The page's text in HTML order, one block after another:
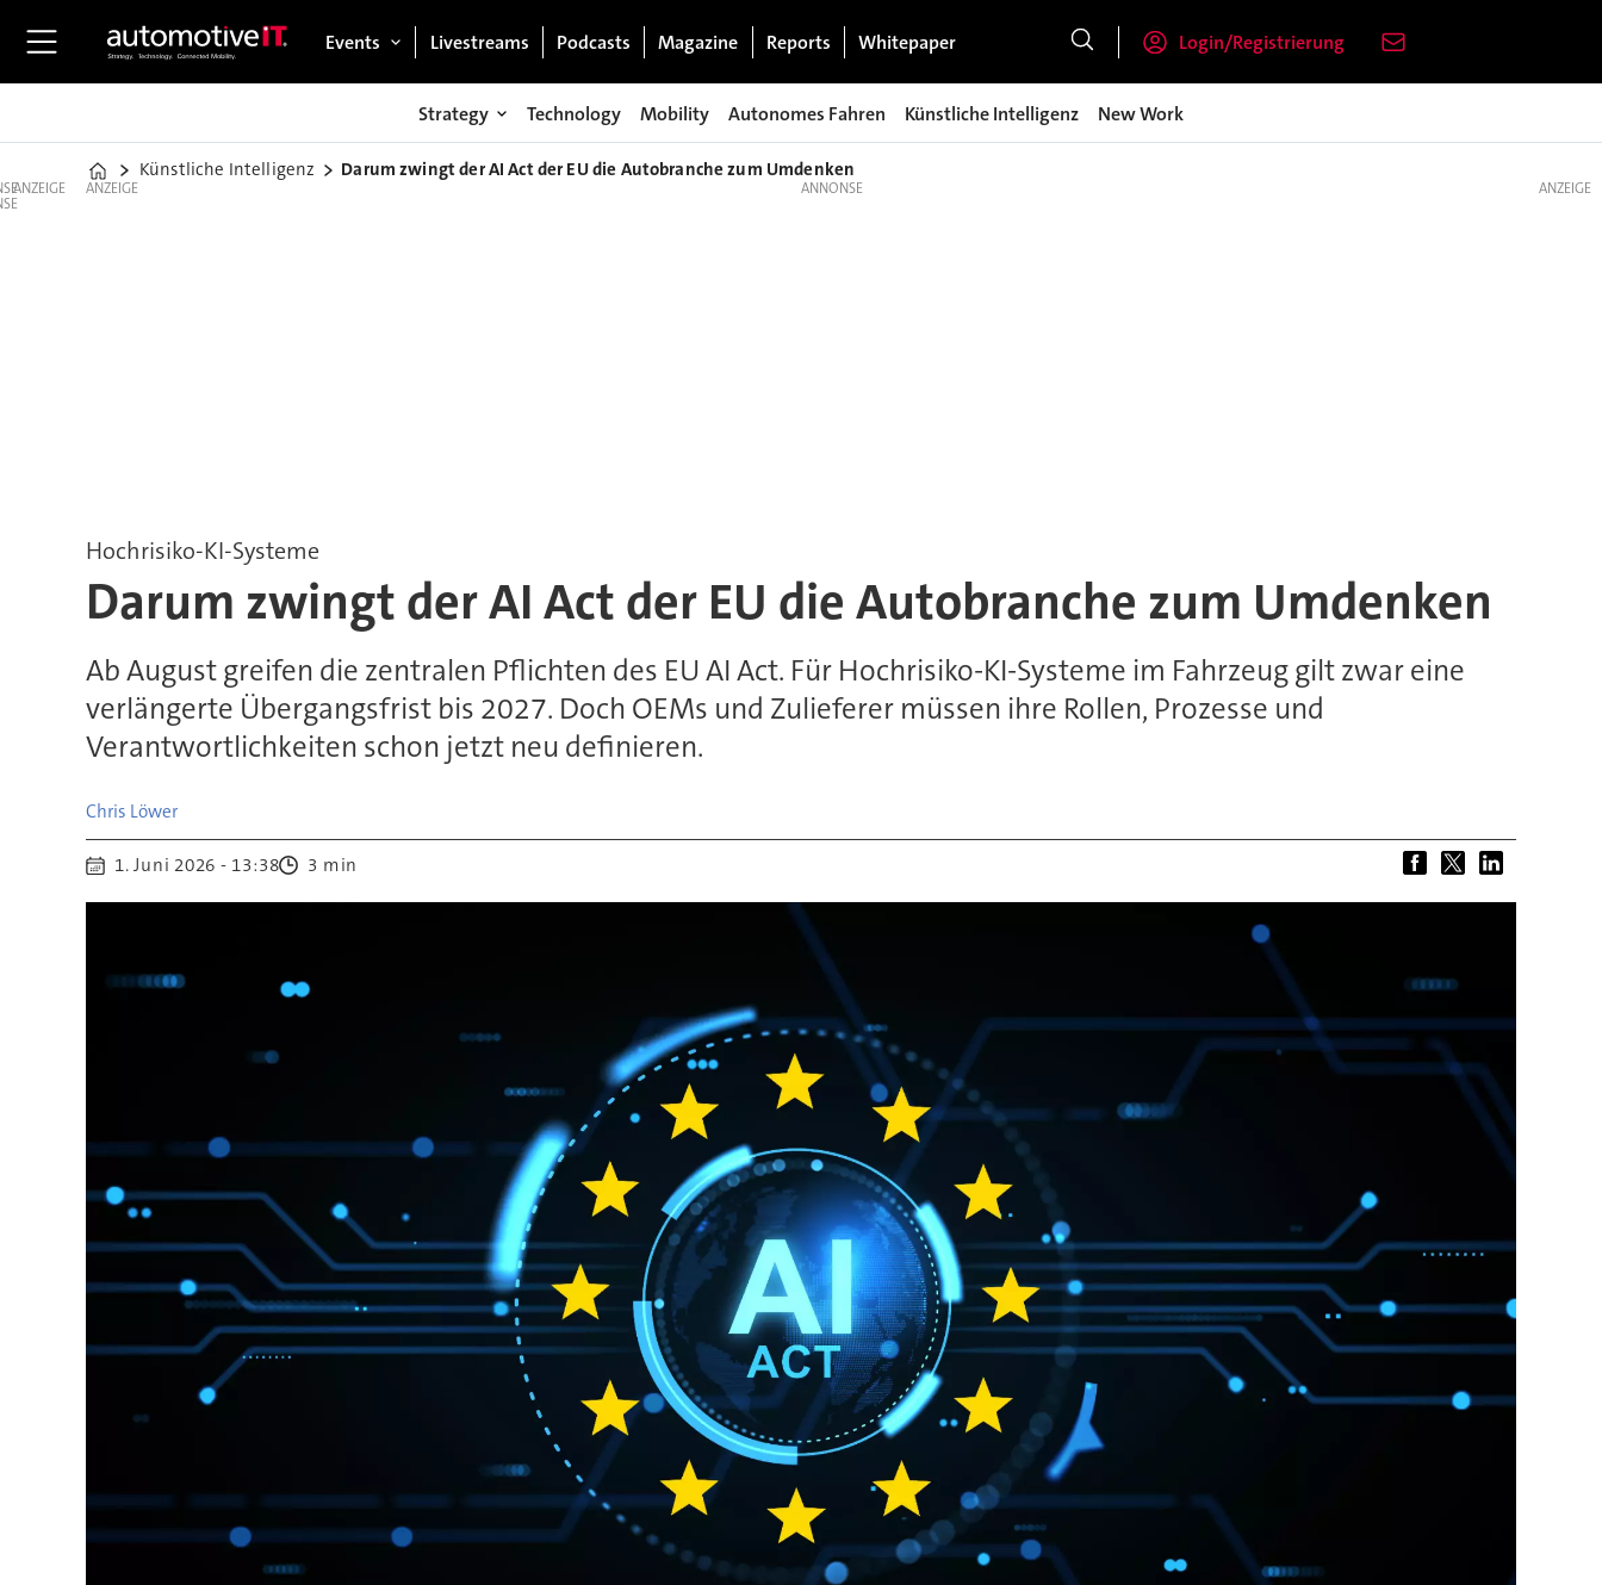
Events Livestreams Podcasts Magazine Reports Whitepaper Login/Registrierung
Strategy Technology Mobility Autonomes Fahren Künstliche Intelligenz New Work
Home
Künstliche Intelligenz Darum zwingt der AI Act der EU die Autobranche zum Umdenken
ANZEIGE ANZEIGE
Hochrisiko-KI-Systeme
Darum zwingt der AI Act der EU die Autobranche zum Umdenken
Ab August greifen die zentralen Pflichten des EU AI Act. Für Hochrisiko-KI-Systeme im Fahrzeug gilt zwar eine
verlängerte Übergangsfrist bis 2027. Doch OEMs und Zulieferer müssen ihre Rollen, Prozesse und
Verantwortlichkeiten schon jetzt neu definieren.
Chris Löwer
1. Juni 2026 - 13:38 3 min
ANZEIGE